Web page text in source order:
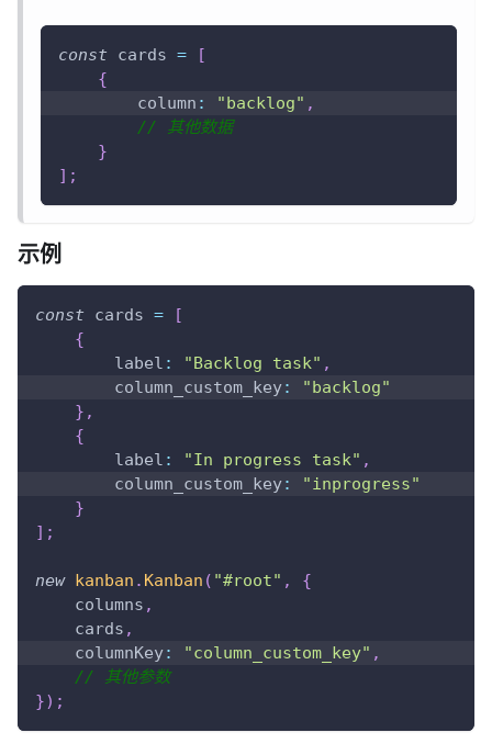
const cards =
[
{
column : "backlog" ,
// 其他数据
}
] ;
示例
const cards =
[
{
label : "Backlog task" ,
column_custom_key:
"backlog"
} ,
{
label : "In progress task" ,
column_custom_key:
"inprogress"
}
] ;
new kanban . Kanban ( "#root" ,
{
    columns
,
    cards
,
columnKey: "column_custom_key" ,
// 其他参数
}) ;